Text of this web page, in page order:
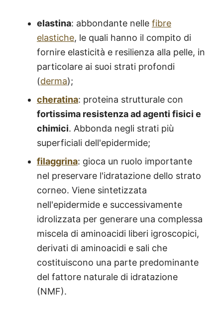
elastina: abbondante nelle fibre
elastiche, le quali hanno il compito di
fornire elasticità e resilienza alla pelle, in
particolare ai suoi strati profondi
(derma);
cheratina: proteina strutturale con
fortissima resistenza ad agenti fisici e
chimici. Abbonda negli strati più
superficiali dell'epidermide;
filaggrina: gioca un ruolo importante
nel preservare l'idratazione dello strato
corneo. Viene sintetizzata
nell'epidermide e successivamente
idrolizzata per generare una complessa
miscela di aminoacidi liberi igroscopici,
derivati di aminoacidi e sali che
costituiscono una parte predominante
del fattore naturale di idratazione
(NMF).